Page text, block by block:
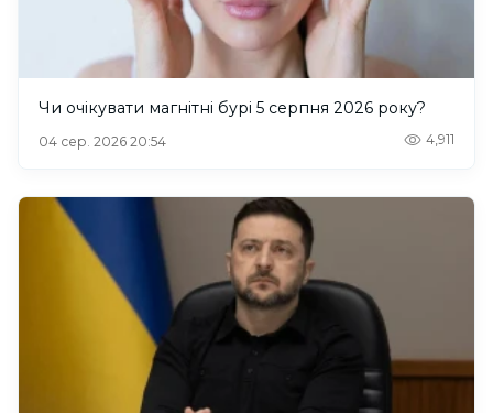
Чи очікувати магнітні бурі 5 серпня 2026 року?
04 сер. 2026 20:54 4,911